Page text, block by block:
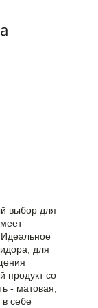
выбор для
для
продукт со
- матовая,
в себе